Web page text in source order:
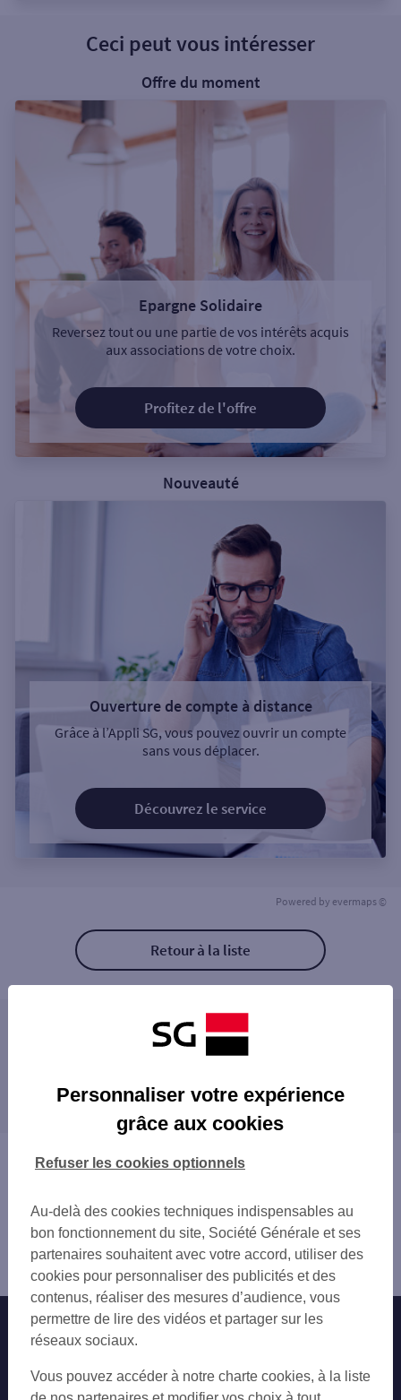
Ceci peut vous intéresser
Offre du moment
Epargne Solidaire
Reversez tout ou une partie de vos intérêts acquis
aux associations de votre choix.
Profitez de l'offre
Nouveauté
Ouverture de compte à distance
Grâce à l’Appli SG, vous pouvez ouvrir un compte
sans vous déplacer.
Découvrez le service
Powered by evermaps ©
Retour à la liste
Les distributeurs/automates à proximité
RUEIL MALMAISON 14 RUE HERVET
RUEIL MALMAISON 77 BD RICHELIEU
NANTERRE 23 RUE HENRI BARBUSSE
NANTERRE VILLE
CHATOU 28 PL MAURICE BERTEAUX
CHATOU CENTRE
SURESNES JARDINS
RUEIL BUZENVAL
CROISSY SUR SEINE
CHATOU HAUTS CHATOU
HOPITAL FOCH SURESNES
ST CLOUD 57 RUE DU MONT VALERIEN
proximité
CROISSY-SUR-SEINE
SURESNES
LE VÉSINET
MONTESSON
GARCHES
PUTEAUX
LA CELLE-SAINT-CLOUD
SAINT-CLOUD
LA GARENNE-COLOMBES
Vous êtes ici : Accueil
Rueil Malmaison
Distributeur/automate RUEIL CENTRE
Nos engagements Nous contacter
Autres sites SG
Professionnels
Personnaliser votre expérience
grâce aux cookies
Au-delà des cookies techniques indispensables au
bon fonctionnement du site, Société Générale et ses
partenaires souhaitent avec votre accord, utiliser des
cookies pour personnaliser des publicités et des
contenus, réaliser des mesures d’audience, vous
permettre de lire des vidéos et partager sur les
réseaux sociaux.
Vous pouvez accéder à notre charte cookies, à la liste
Refuser les cookies optionnels